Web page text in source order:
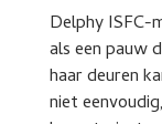
Delphy ISFC-
als een pauw
haar deuren
niet